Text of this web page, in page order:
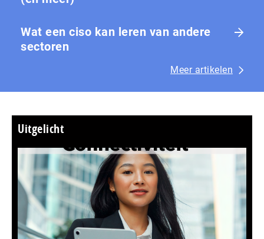
Wat een ciso kan leren van andere
sectoren
Meer artikelen
Uitgelicht